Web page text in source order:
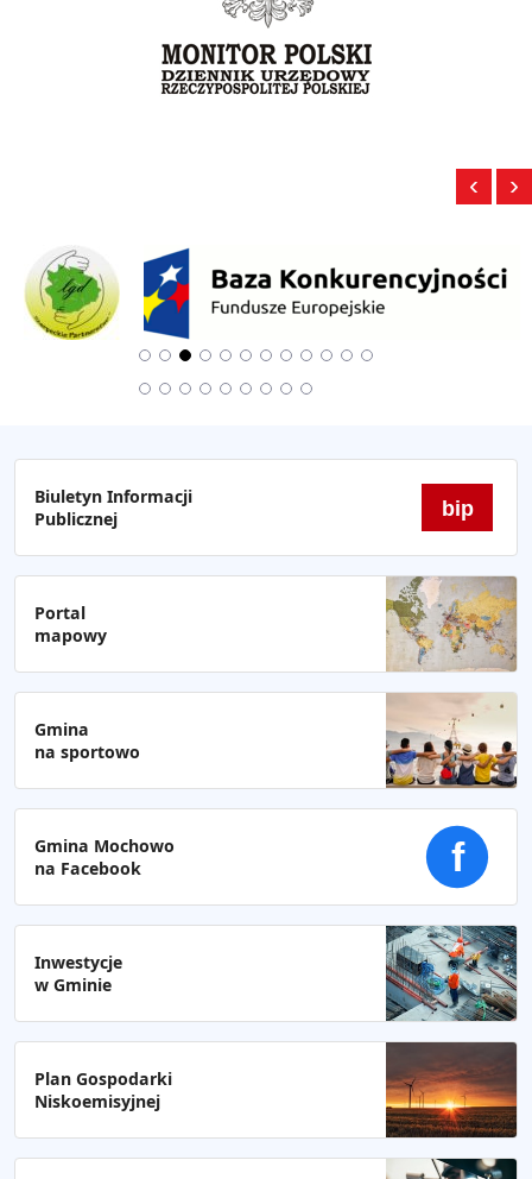
‹ ›
Biuletyn Informacji
Publicznej
bip
Portal
mapowy
Gmina
na sportowo
Gmina Mochowo
na Facebook
f
Inwestycje
w Gminie
Plan Gospodarki
Niskoemisyjnej